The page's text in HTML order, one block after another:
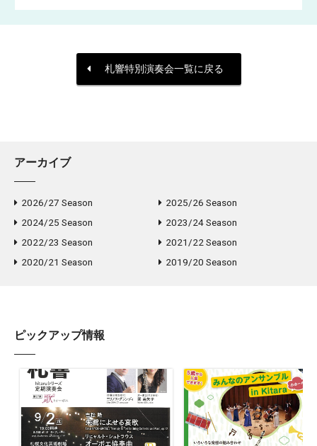
札響特別演奏会一覧に戻る
アーカイブ
2026/27 Season
2025/26 Season
2024/25 Season
2023/24 Season
2022/23 Season
2021/22 Season
2020/21 Season
2019/20 Season
ピックアップ情報